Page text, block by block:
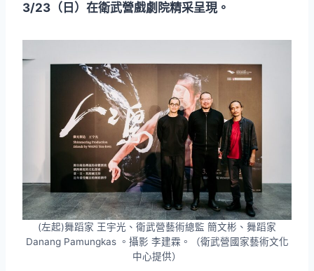
3/23（日）在衛武營戲劇院精采呈現。
(左起)舞蹈家 王宇光、衛武營藝術總監 簡文彬、舞蹈家
Danang Pamungkas 。攝影 李建霖。（衛武營國家藝術文化
中心提供）